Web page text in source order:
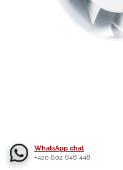
WhatsApp chat
+420 602 648 448